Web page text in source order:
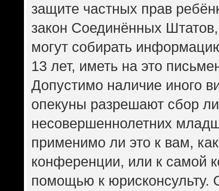
защите частных прав
закон Соединённых
могут собирать
13 лет, иметь на это
Допустимо наличие иного
опекуны разрешают сбор
несовершеннолетних
применимо ли это к вам,
конференции, или к самой
помощью к юрисконсульту.